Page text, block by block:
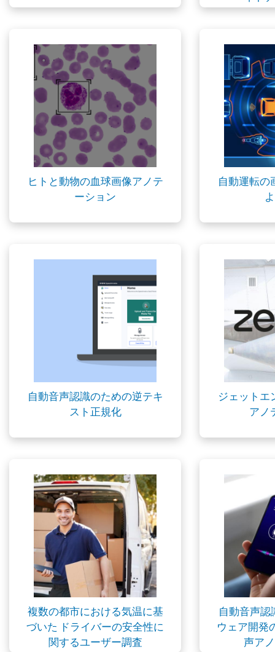
ヒトと動物の血球画像アノテ
ーション
自動運転の
自動音声認識のための逆テキ
スト正規化
ジェットエ
アノ
複数の都市における気温に基
づいた ドライバーの安全性に
関するユーザー調査
自動音声認
ウェア開発
声ア